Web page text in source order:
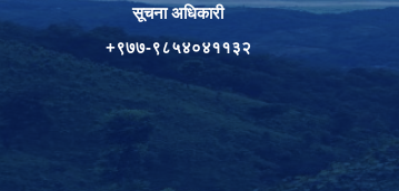
सूचना अधिकारी
+९७७-९८५४०४११३२